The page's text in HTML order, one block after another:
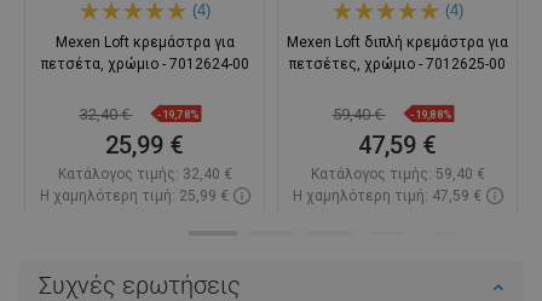
Συχνές ερωτήσεις
(4)
Mexen Loft κρεμάστρα για
πετσέτα, χρώμιο - 7012624-00
32,40 € -19,78%
25,99 €
Κατάλογος τιμής: 32,40 €
Η χαμηλότερη τιμή: 25,99 €
(4)
Mexen Loft διπλή κρεμάστρα για
πετσέτες, χρώμιο - 7012625-00
59,40 € -19,88%
47,59 €
Κατάλογος τιμής: 59,40 €
Η χαμηλότερη τιμή: 47,59 €